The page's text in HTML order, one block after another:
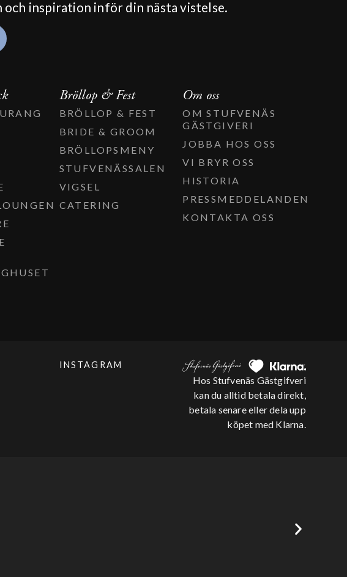
inspiration inför din nästa vistelse.
Bröllop & Fest
BRÖLLOP & FEST
BRIDE & GROOM
BRÖLLOPSMENY
STUFVENÄSSALEN
VIGSEL
CATERING
Om oss
OM STUFVENÄS
GÄSTGIVERI
JOBBA HOS OSS
VI BRYR OSS
HISTORIA
PRESSMEDDELANDEN
KONTAKTA OSS
INSTAGRAM
Hos Stufvenäs Gästgifveri
kan du alltid betala direkt,
betala senare eller dela upp
köpet med Klarna.